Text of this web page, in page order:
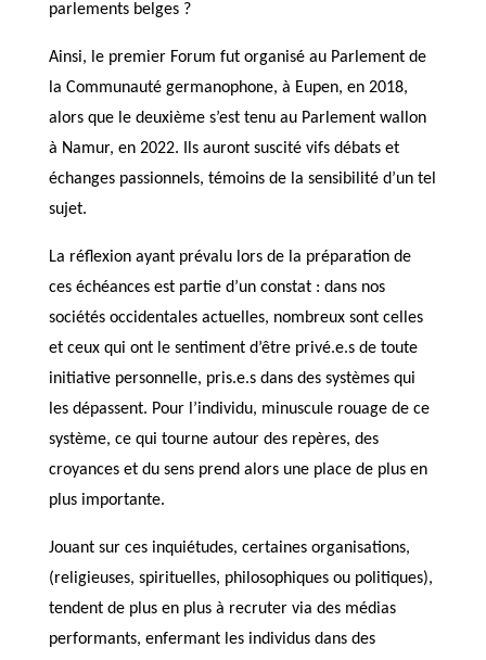
parlements belges ?
Ainsi, le premier Forum fut organisé au Parlement de
la Communauté germanophone, à Eupen, en 2018,
alors que le deuxième s’est tenu au Parlement wallon
à Namur, en 2022. Ils auront suscité vifs débats et
échanges passionnels, témoins de la sensibilité d’un tel
sujet.
La réflexion ayant prévalu lors de la préparation de
ces échéances est partie d’un constat : dans nos
sociétés occidentales actuelles, nombreux sont celles
et ceux qui ont le sentiment d’être privé.e.s de toute
initiative personnelle, pris.e.s dans des systèmes qui
les dépassent. Pour l’individu, minuscule rouage de ce
système, ce qui tourne autour des repères, des
croyances et du sens prend alors une place de plus en
plus importante.
Jouant sur ces inquiétudes, certaines organisations,
(religieuses, spirituelles, philosophiques ou politiques),
tendent de plus en plus à recruter via des médias
performants, enfermant les individus dans des